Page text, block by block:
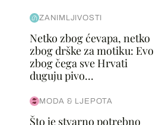
ZANIMLJIVOSTI
Netko zbog ćevapa, netko
zbog drške za motiku: Evo
zbog čega sve Hrvati
duguju pivo...
MODA & LJEPOTA
Što je stvarno potrebno